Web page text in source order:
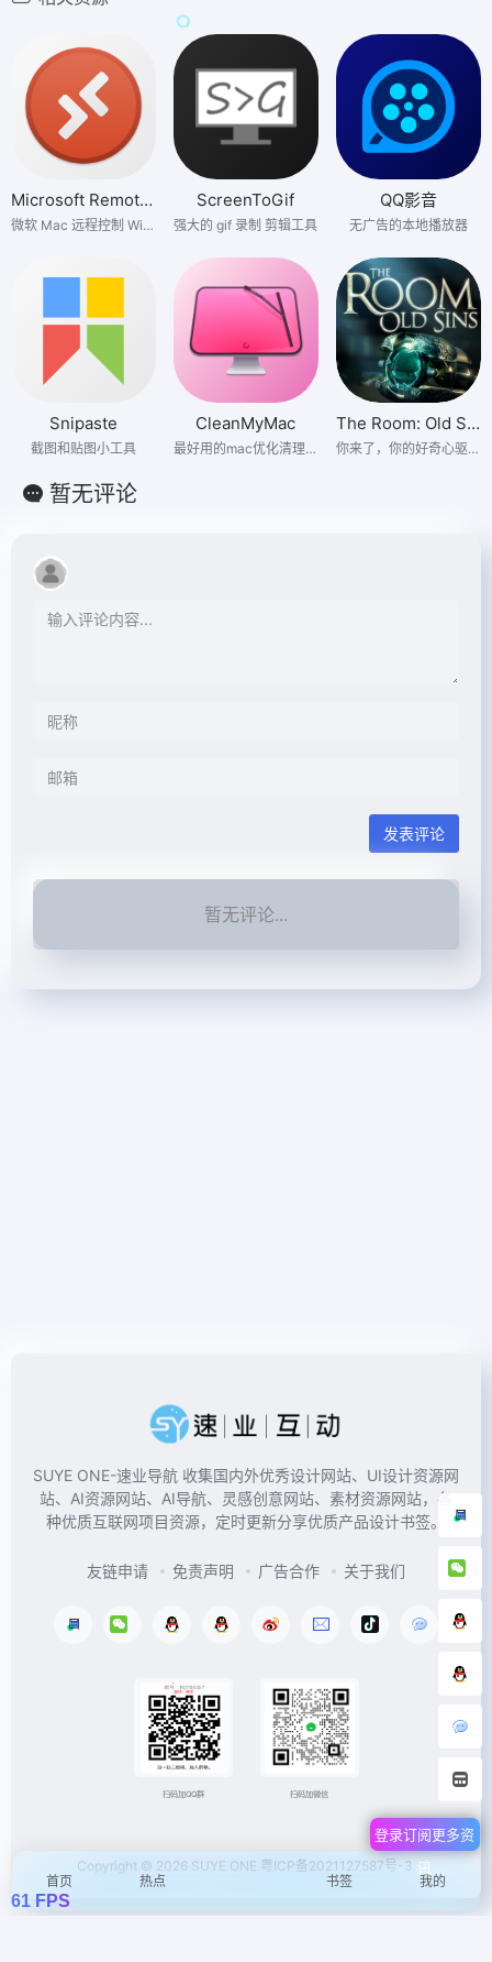
Microsoft Remote Desktop
微软 Mac 远程控制 Windows 软件
ScreenToGif
强大的 gif 录制 剪辑工具
QQ影音
无广告的本地播放器
Snipaste
截图和贴图小工具
CleanMyMac
最好用的mac优化清理工具
The Room: Old Sins
你来了，你的好奇心驱使你来到了这里。这里是《迷室》
暂无评论
发表评论
暂无评论...
首页 热点 书签 我的
登录订阅更多资
讯
SUYE ONE-速业导航 收集国内外优秀设计网站、UI设计资源网
站、AI资源网站、AI导航、灵感创意网站、素材资源网站，各
种优质互联网项目资源，定时更新分享优质产品设计书签。
友链申请 免责声明 广告合作 关于我们
扫码加QQ群 扫码加微信
Copyright © 2026 SUYE ONE 粤ICP备2021127587号-3